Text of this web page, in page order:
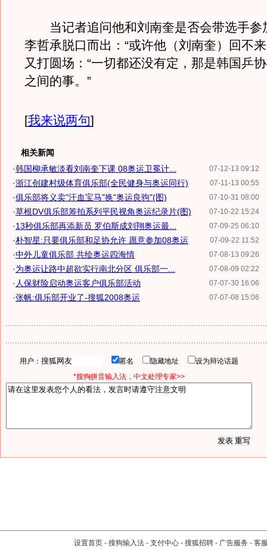
当记者追问他和刘南奎是否会带选手参
李哲承脱口而出：“或许他（刘南奎）回不
又打圆场：“一切都还没有定，那是韩国乒
之间的事。”
[我来说两句]
相关新闻
07-12-13 09:12
·韩国柳承敏淡看刘南奎下课 08奥运卫冕计...
07-11-13 00:55
·浙江创建村级体育俱乐部(全民健身与奥运同行)
07-10-31 08:00
·俱乐部将义卖"汗血宝马"换"奥运良驹"(图)
07-10-22 15:24
·草根DV俱乐部筹拍系列平民视角奥运纪录片(图)
07-09-25 06:10
·13秒俱乐部再添新员 罗伯斯成刘翔奥运最...
07-09-22 11:52
·朴智星:只要俱乐部和足协允许 愿意参加08奥运
07-08-13 09:26
·中外儿童俱乐部 共绘奥运四海情
07-08-09 02:22
·为奥运让路中超欲实行南北分区 俱乐部一...
07-07-30 16:06
· 人保财险启动奥运客户俱乐部活动
07-07-08 15:06
·张帆:俱乐部开业了-搜狐2008奥运
用户： 匿名 隐藏地址
设为辩论话题
*搜狗拼音输入法，中文处理专家>>
设置首页 - 搜狗输入法 - 支付中心 - 搜狐招聘 - 广告服务 - 客